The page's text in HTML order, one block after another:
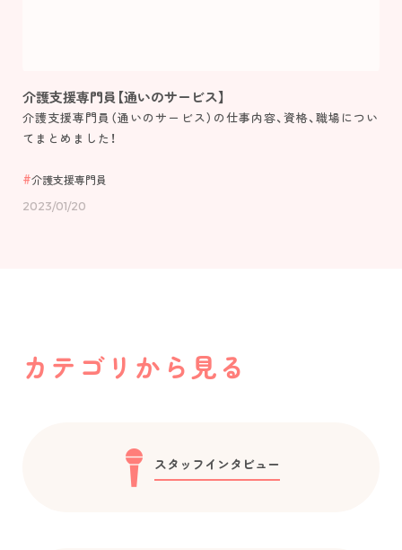
介護支援専門員【通いのサービス】
介護支援専門員（通いのサービス）の仕事内容、資格、職場につい
てまとめました！
介護支援専門員
2023/01/20
カテゴリから見る
スタッフインタビュー